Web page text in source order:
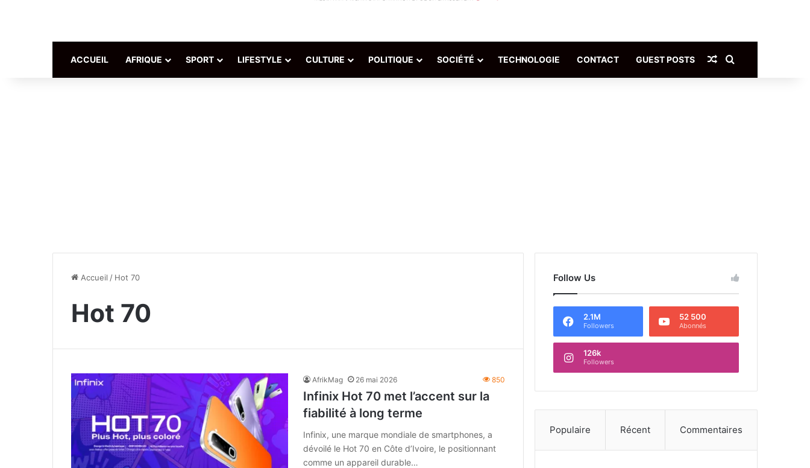
ACCUEIL AFRIQUE SPORT LIFESTYLE CULTURE POLITIQUE SOCIÉTÉ TECHNOLOGIE CONTACT GUEST POSTS Article Aléatoire
Accueil / Hot 70
Hot 70
AfrikMag 26 mai 2026 850
Infinix Hot 70 met l’accent sur la
fiabilité à long terme
Infinix, une marque mondiale de smartphones, a
dévoilé le Hot 70 en Côte d’Ivoire, le positionnant
comme un appareil durable…
Follow Us
2.1M
Followers
52 500
Abonnés
126k
Followers
Populaire Récent Commentaires